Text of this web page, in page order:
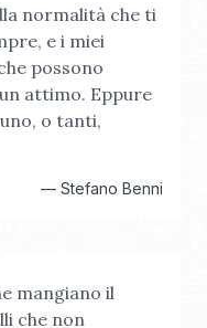
normalità che ti
e i miei
possono
attimo. Eppure
o tanti,
— Stefano Benni
mangiano il
che non